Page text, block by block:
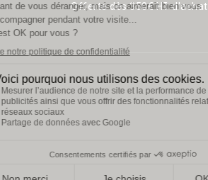
Offerte dès 350€ HT d'achat.